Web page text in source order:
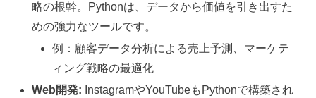
略の根幹。Pythonは、データから価値を引き出すた
めの強力なツールです。
例：顧客データ分析による売上予測、マーケテ
ィング戦略の最適化
Web開発: InstagramやYouTubeもPythonで構築され